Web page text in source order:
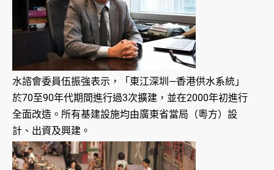
水諮會委員伍振強表示，「東江深圳—香港供水系統」
於70至90年代期間進行過3次擴建，並在2000年初進行
全面改造。所有基建設施均由廣東省當局（粵方）設
計、出資及興建。